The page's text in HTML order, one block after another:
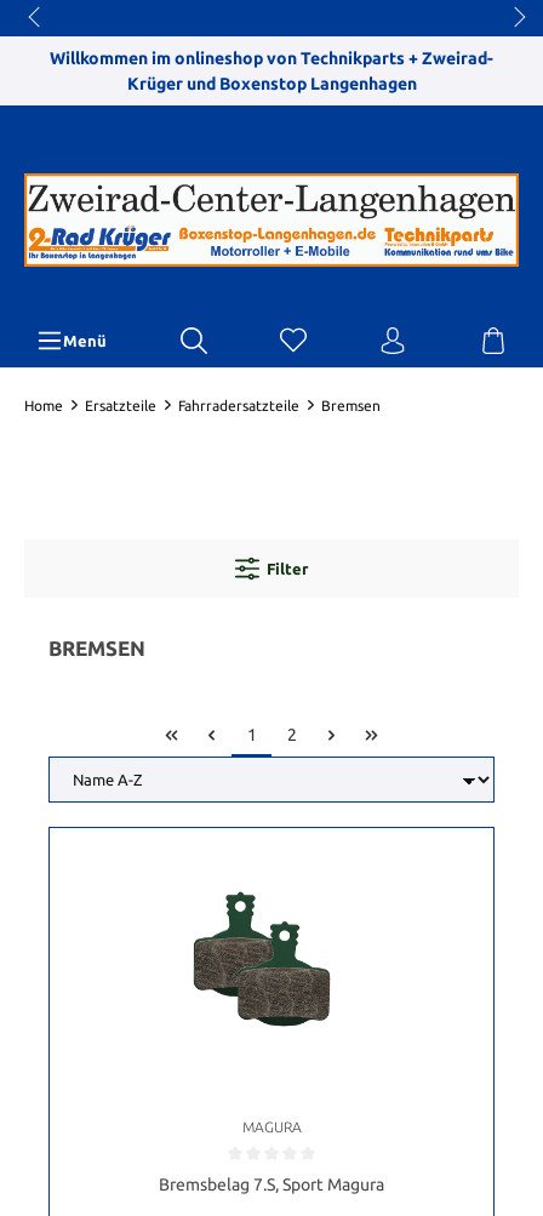
Willkommen im onlineshop von Technikparts + Zweirad-
Krüger und Boxenstop Langenhagen
Menü
Home Ersatzteile Fahrradersatzteile Bremsen
Filter
BREMSEN
1 2
MAGURA
Bremsbelag 7.S, Sport Magura